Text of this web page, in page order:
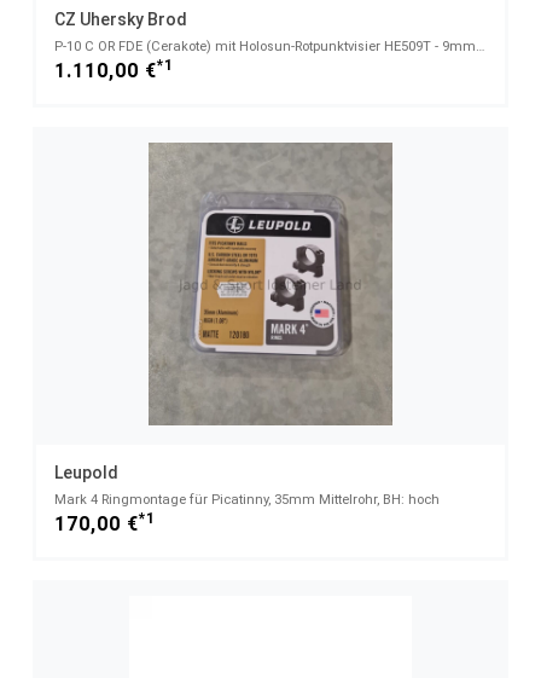
CZ Uhersky Brod
P-10 C OR FDE (Cerakote) mit Holosun-Rotpunktvisier HE509T - 9mmLuger
1.110,00 €*1
Leupold
Mark 4 Ringmontage für Picatinny, 35mm Mittelrohr, BH: hoch
170,00 €*1